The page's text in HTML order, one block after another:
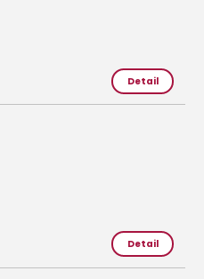
Detail
Detail